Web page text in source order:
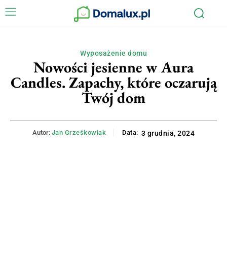
Wyposażenie domu
Nowości jesienne w Aura
Candles. Zapachy, które oczarują
Twój dom
Autor: Jan Grześkowiak Data: 3 grudnia, 2024